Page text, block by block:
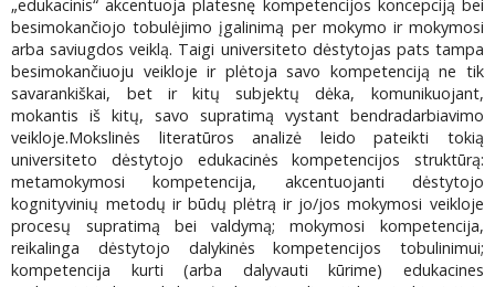
„edukacinis“ akcentuoja platesnę kompetencijos koncepciją bei
besimokančiojo tobulėjimo įgalinimą per mokymo ir mokymosi
arba saviugdos veiklą. Taigi universiteto dėstytojas pats tampa
besimokančiuoju veikloje ir plėtoja savo kompetenciją ne tik
savarankiškai, bet ir kitų subjektų dėka, komunikuojant,
mokantis iš kitų, savo supratimą vystant bendradarbiavimo
veikloje.Mokslinės literatūros analizė leido pateikti tokią
universiteto dėstytojo edukacinės kompetencijos struktūrą:
metamokymosi kompetencija, akcentuojanti dėstytojo
kognityvinių metodų ir būdų plėtrą ir jo/jos mokymosi veikloje
procesų supratimą bei valdymą; mokymosi kompetencija,
reikalinga dėstytojo dalykinės kompetencijos tobulinimui;
kompetencija kurti (arba dalyvauti kūrime) edukacines